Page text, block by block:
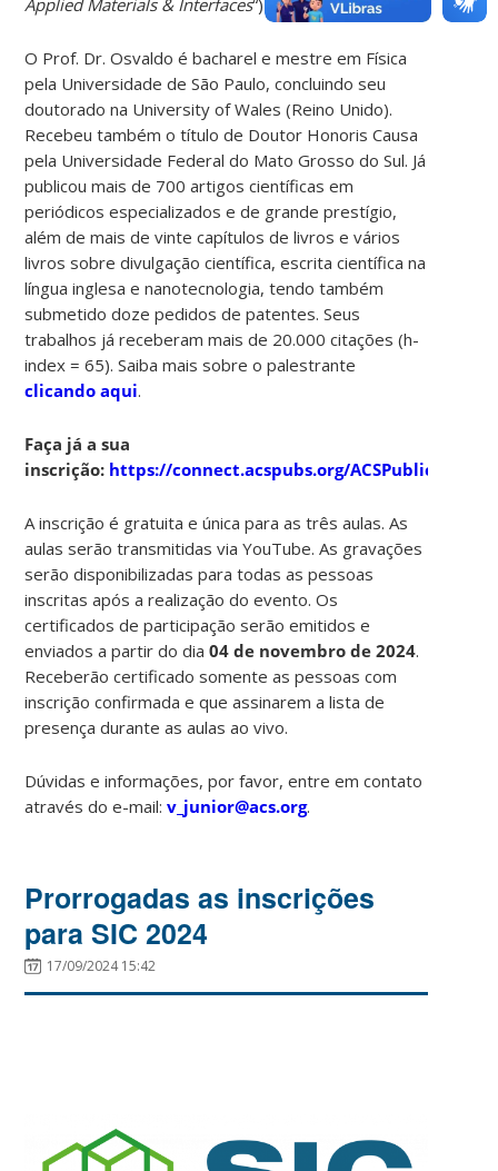
O Prof. Dr. Osvaldo é bacharel e mestre em Física
pela Universidade de São Paulo, concluindo seu
doutorado na University of Wales (Reino Unido).
Recebeu também o título de Doutor Honoris Causa
pela Universidade Federal do Mato Grosso do Sul. Já
publicou mais de 700 artigos científicas em
periódicos especializados e de grande prestígio,
além de mais de vinte capítulos de livros e vários
livros sobre divulgação científica, escrita científica na
língua inglesa e nanotecnologia, tendo também
submetido doze pedidos de patentes. Seus
trabalhos já receberam mais de 20.000 citações (h-
index = 65). Saiba mais sobre o palestrante
clicando aqui.
Faça já a sua
inscrição: https://connect.acspubs.org/
A inscrição é gratuita e única para as três aulas. As
aulas serão transmitidas via YouTube. As gravações
serão disponibilizadas para todas as pessoas
inscritas após a realização do evento. Os
certificados de participação serão emitidos e
enviados a partir do dia04 de novembro de 2024.
Receberão certificado somente as pessoas com
inscrição confirmada e que assinarem a lista de
presença durante as aulas ao vivo.
Dúvidas e informações, por favor, entre em contato
através do e-mail:v_junior@acs.org.
Prorrogadas as inscrições
para SIC 2024
17/09/2024 15:42